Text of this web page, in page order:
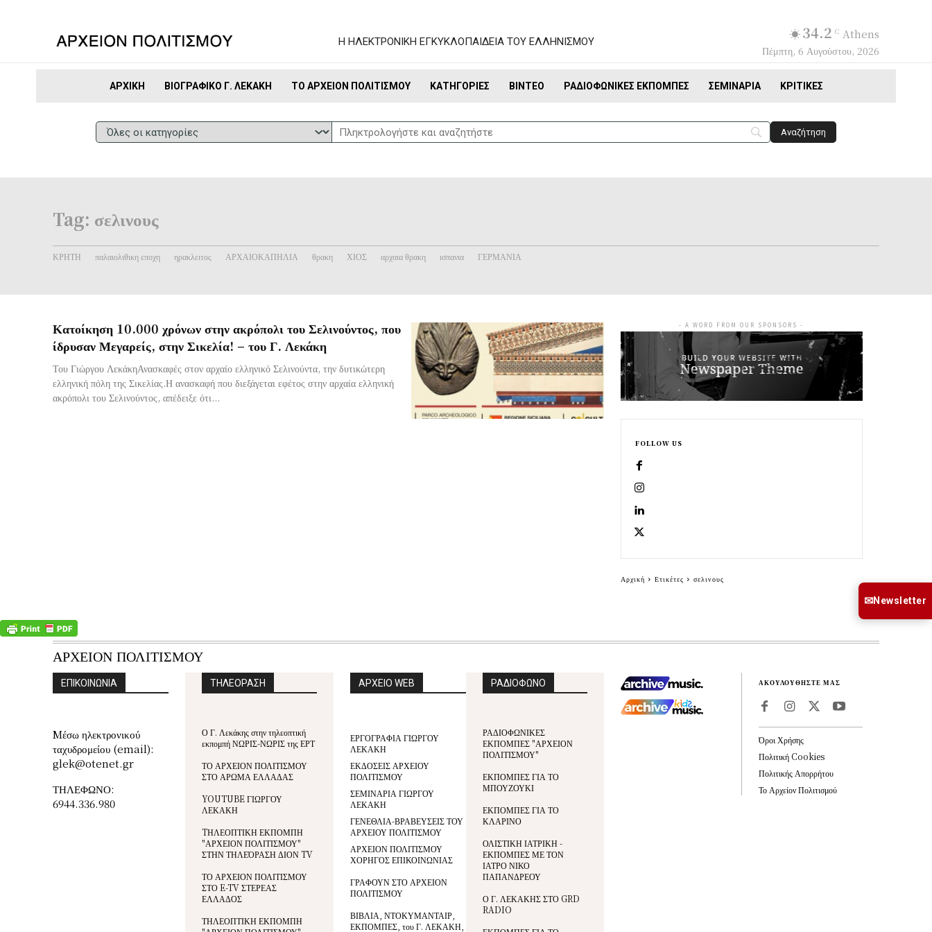
Η ΗΛΕΚΤΡΟΝΙΚΗ ΕΓΚΥΚΛΟΠΑΙΔΕΙΑ ΤΟΥ ΕΛΛΗΝΙΣΜΟΥ 34.2 C Athens
Πέμπτη, 6 Αυγούστου, 2026
ΑΡΧΙΚΉ ΒΙΟΓΡΑΦΙΚΌ Γ. ΛΕΚΆΚΗ ΤΟ ΑΡΧΕΊΟΝ ΠΟΛΙΤΙΣΜΟΎ ΚΑΤΗΓΟΡΊΕΣ ΒΊΝΤΕΟ ΡΑΔΙΟΦΩΝΙΚΈΣ ΕΚΠΟΜΠΈΣ ΣΕΜΙΝΆΡΙΑ ΚΡΙΤΙΚΈΣ
Tag: σελινους
ΚΡΗΤΗ παλαιολιθικη εποχη ηρακλειτος ΑΡΧΑΙΟΚΑΠΗΛΙΑ θρακη ΧΙΟΣ αρχαια θρακη ισπανια ΓΕΡΜΑΝΙΑ
Κατοίκηση 10.000 χρόνων στην ακρόπολι του Σελινούντος, που
ίδρυσαν Μεγαρείς, στην Σικελία! – του Γ. Λεκάκη
Του Γιώργου ΛεκάκηΑνασκαφές στον αρχαίο ελληνικό Σελινούντα, την δυτικώτερη
ελληνική πόλη της Σικελίας.Η ανασκαφή που διεξάγεται εφέτος στην αρχαία ελληνική
ακρόπολι του Σελινούντος, απέδειξε ότι...
- A WORD FROM OUR SPONSORS -
FOLLOW US
Αρχική Ετικέτες σελινους
ΑΡΧΕΙΟΝ ΠΟΛΙΤΙΣΜΟΥ
ΕΠΙΚΟΙΝΩΝΙΑ
Mέσω ηλεκτρονικού
ταχυδρομείου (email):
glek@otenet.gr
ΤΗΛΕΦΩΝΟ:
6944.336.980
ΤΗΛΕΟΡΑΣΗ
Ο Γ. Λεκάκης στην τηλεοπτική
εκπομπή ΝΩΡΙΣ-ΝΩΡΙΣ της ΕΡΤ
ΤΟ ΑΡΧΕΙΟΝ ΠΟΛΙΤΙΣΜΟΥ
ΣΤΟ ΑΡΩΜΑ ΕΛΛΑΔΑΣ
YOUTUBE ΓΙΩΡΓΟΥ
ΛΕΚΑΚΗ
TΗΛΕΟΠΤΙΚΗ ΕΚΠΟΜΠΗ
"ΑΡΧΕΙΟΝ ΠΟΛΙΤΙΣΜΟΥ"
ΣΤΗΝ ΤΗΛΕΌΡΑΣΗ ΔΙΟΝ TV
ΤΟ ΑΡΧΕΙΟΝ ΠΟΛΙΤΙΣΜΟΥ
ΣΤΟ E-TV ΣΤΕΡΕΑΣ
ΕΛΛΑΔΟΣ
ΤΗΛΕΟΠΤΙΚΗ ΕΚΠΟΜΠΗ
ΑΡΧΕΙΟ WEB
ΕΡΓΟΓΡΑΦΙΑ ΓΙΩΡΓΟΥ
ΛΕΚΑΚΗ
ΕΚΔΟΣΕΙΣ ΑΡΧΕΙΟΥ
ΠΟΛΙΤΙΣΜΟΥ
ΣΕΜΙΝΑΡΙΑ ΓΙΩΡΓΟΥ
ΛΕΚΑΚΗ
ΓΕΝΕΘΛΙΑ-ΒΡΑΒΕΥΣΕΙΣ ΤΟΥ
ΑΡΧΕΙΟΥ ΠΟΛΙΤΙΣΜΟΥ
ΑΡΧΕΙΟΝ ΠΟΛΙΤΙΣΜΟΥ
ΧΟΡΗΓΟΣ ΕΠΙΚΟΙΝΩΝΙΑΣ
ΓΡΑΦΟΥΝ ΣΤΟ ΑΡΧΕΙΟΝ
ΠΟΛΙΤΙΣΜΟΥ
ΒΙΒΛΙΑ, ΝΤΟΚΥΜΑΝΤΑΙΡ,
ΕΚΠΟΜΠΕΣ, του Γ. ΛΕΚΑΚΗ,
ΡΑΔΙΟΦΩΝΟ
ΡΑΔΙΟΦΩΝΙΚΕΣ
ΕΚΠΟΜΠΕΣ "ΑΡΧΕΙΟΝ
ΠΟΛΙΤΙΣΜΟΥ"
ΕΚΠΟΜΠΕΣ ΓΙΑ ΤΟ
ΜΠΟΥΖΟΥΚΙ
ΕΚΠΟΜΠΕΣ ΓΙΑ ΤΟ
ΚΛΑΡΙΝΟ
ΟΛΙΣΤΙΚΗ ΙΑΤΡΙΚΗ -
ΕΚΠΟΜΠΕΣ ΜΕ ΤΟΝ
ΙΑΤΡΟ ΝΙΚΟ
ΠΑΠΑΝΔΡΕΟΥ
Ο Γ. ΛΕΚΑΚΗΣ ΣΤΟ GRD
RADIO
ΑΚΟΥΛΟΥΘΗΣΤΕ ΜΑΣ
Όροι Χρήσης
Πολιτική Cookies
Πολιτικής Απορρήτου
Το Αρχείον Πολιτισμού
✉Newsletter